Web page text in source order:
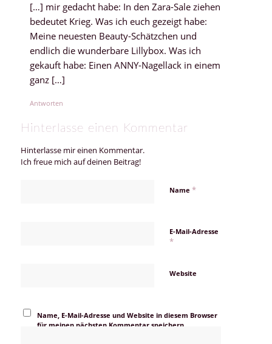
[…] mir gedacht habe: In den Zara-Sale ziehen
bedeutet Krieg. Was ich euch gezeigt habe:
Meine neuesten Beauty-Schätzchen und
endlich die wunderbare Lillybox. Was ich
gekauft habe: Einen ANNY-Nagellack in einem
ganz […]
Antworten
Hinterlasse einen Kommentar
Hinterlasse mir einen Kommentar.
Ich freue mich auf deinen Beitrag!
Name *
E-Mail-Adresse
*
Website
Name, E-Mail-Adresse und Website in diesem Browser
für meinen nächsten Kommentar speichern.